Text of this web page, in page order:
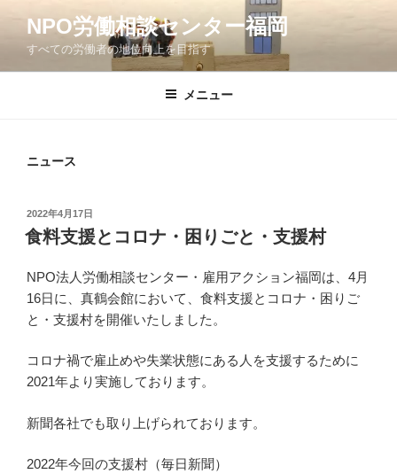
ン
NPO労働相談センター福岡
すべての労働者の地位向上を目指す
メニュー
ニュース
投
稿
日:
2022年4月17日
食料支援とコロナ・困りごと・支援村
NPO法人労働相談センター・雇用アクション福岡は、4月
16日に、真鶴会館において、食料支援とコロナ・困りご
と・支援村を開催いたしました。
コロナ禍で雇止めや失業状態にある人を支援するために
2021年より実施しております。
新聞各社でも取り上げられております。
2022年今回の支援村（毎日新聞）